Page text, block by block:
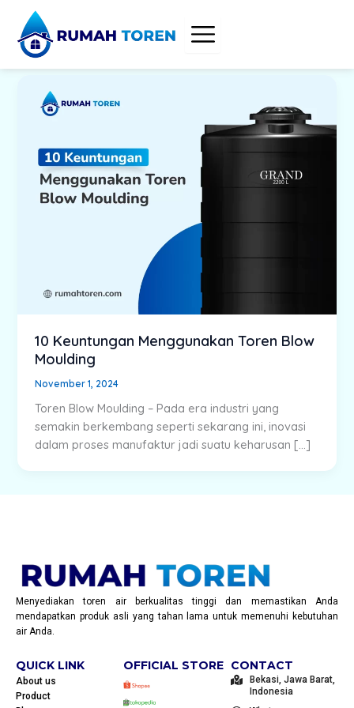
content
10 Keuntungan Menggunakan Toren Blow
Moulding
November 1, 2024
Toren Blow Moulding – Pada era industri yang
semakin berkembang seperti sekarang ini, inovasi
dalam proses manufaktur jadi suatu keharusan […]
Menyediakan toren air berkualitas tinggi dan memastikan Anda
mendapatkan produk asli yang tahan lama untuk memenuhi kebutuhan
air Anda.
QUICK LINK
About us
Product
OFFICIAL STORE CONTACT
Bekasi, Jawa Barat,
Indonesia